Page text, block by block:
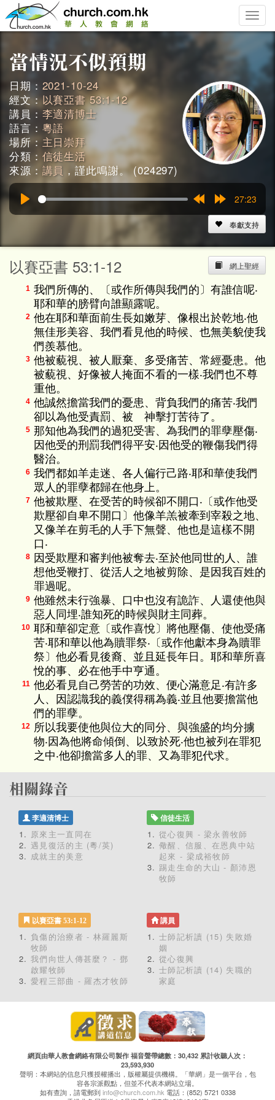
Toggle
日期： 2021-10-24
經文：以賽亞書 53:1-12
講員：李適清博士
語言： 粵語
場所： 主日崇拜
分類： 信徒生活
來源： 講員 ，謹此鳴謝。 (024297)
15s
27:23
奉獻支持
網上聖經
以賽亞書 53:1-12
1 我們所傳的、〔或作所傳與我們的〕有誰信呢‧
耶和華的膀臂向誰顯露呢。
2 他在耶和華面前生長如嫩芽、像根出於乾地‧他
無佳形美容、我們看見他的時候、也無美貌使我
們羨慕他。
3 他被藐視、被人厭棄、多受痛苦、常經憂患。他
被藐視、好像被人掩面不看的一樣‧我們也不尊
重他。
4 他誠然擔當我們的憂患、背負我們的痛苦‧我們
卻以為他受責罰、被 神擊打苦待了。
5 那知他為我們的過犯受害、為我們的罪孽壓傷‧
因他受的刑罰我們得平安‧因他受的鞭傷我們得
醫治。
6 我們都如羊走迷、各人偏行己路‧耶和華使我們
眾人的罪孽都歸在他身上。
7 他被欺壓、在受苦的時候卻不開口‧〔或作他受
欺壓卻自卑不開口〕他像羊羔被牽到宰殺之地、
又像羊在剪毛的人手下無聲、他也是這樣不開
口‧
8
因受欺壓和審判他被奪去‧至於他同世的人、誰
想他受鞭打、從活人之地被剪除、是因我百姓的
罪過呢。
9 他雖然未行強暴、口中也沒有詭詐、人還使他與
惡人同埋‧誰知死的時候與財主同葬。
10 耶和華卻定意〔或作喜悅〕將他壓傷、使他受痛
苦‧耶和華以他為贖罪祭‧〔或作他獻本身為贖罪
祭〕他必看見後裔、並且延長年日。耶和華所喜
悅的事、必在他手中亨通。
11 他必看見自己勞苦的功效、便心滿意足‧有許多
人、因認識我的義僕得稱為義‧並且他要擔當他
們的罪孽。
12 所以我要使他與位大的同分、與強盛的均分擄
物‧因為他將命傾倒、以致於死‧他也被列在罪犯
之中‧他卻擔當多人的罪、又為罪犯代求。
李適清博士
原來主一直同在
遇見復活的主 (粵/英)
成就主的美意
信徒生活
從心復興 - 梁永善牧師
儆醒、信服、在恩典中站
起來 - 梁成裕牧師
踢走生命的大山 - 顏沛恩
牧師
以賽亞書 53:1-12
負傷的治療者 - 林羅麗斯
牧師
我們向世人傳甚麼？ - 鄧
啟耀牧師
愛程三部曲 - 羅杰才牧師
講員
士師記析讀 (15) 失敗婚
姻
從心復興
士師記析讀 (14) 失職的
家庭
網頁由華人教會網絡有限公司製作 福音聲帶總數：30,432 累計收聽人次：
23,593,930
聲明：本網站的信息只獲授權播出，版權屬提供機構。「華網」是一個平台，包
容各宗派觀點，但並不代表本網站立場。
如有查詢，請電郵到info@church.com.hk 電話：(852) 5721 0338